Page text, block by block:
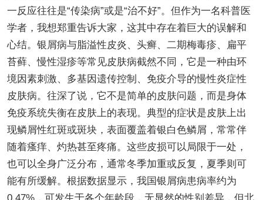
一反应往往是“传染病”或是“治不好”。但作为一名科普医
学者，我想郑重告诉大家，这其中存在着巨大的误解和
心结。银屑病与脂溢性皮炎、头癣、二期梅毒疹、扁平
苔藓、慢性湿疹等常见皮肤病截然不同，它是一种由环
境因素刺激、多基因遗传控制、免疫介导的慢性炎症性
皮肤病。往深了说，它不是简单的皮肤问题，而是身体
免疫系统失衡在皮肤上的表现。典型的症状是皮肤上出
现鳞屑性红斑或斑块，表面覆盖着银白色鳞屑，常常伴
随着瘙痒、灼热甚至疼痛。这些皮损可以局限于一处，
也可以全身广泛分布，通常冬季加重或反复，夏季则可
能有所缓解。根据数据显示，我国银屑病患病率约为
0.47%，可发生于各个年龄段，无显然的性别差异，但北